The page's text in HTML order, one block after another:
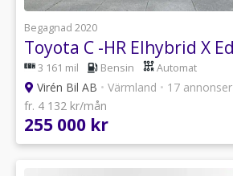
Begagnad 2020
3 161 mil Bensin Automat
Virén Bil AB • Värmland • 17 annonser
fr. 4 132 kr/mån
255 000 kr